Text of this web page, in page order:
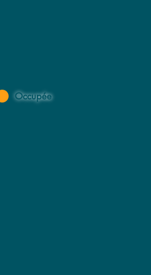
Occupée